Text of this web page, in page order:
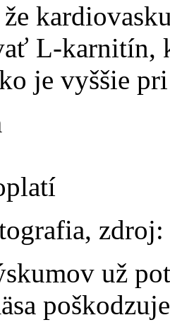
L-karnitín,
je vyššie
už